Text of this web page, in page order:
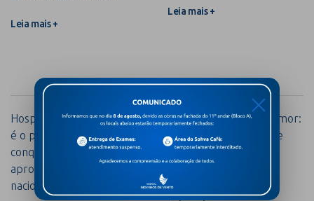
Leia mais +
Leia mais +
Hospital Moinhos de Vento
é o primeiro do Brasil a
conquistar 100% de
aprovação em certificação
nacional de enfermagem
Parkinson além do tremor:
os sinais silenciosos que
ajudam a antecipar o
X